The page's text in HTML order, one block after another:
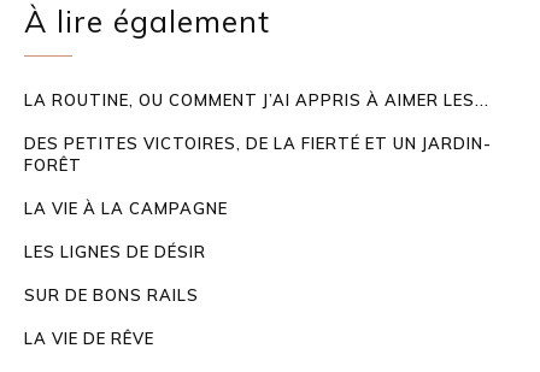
À lire également
LA ROUTINE, OU COMMENT J’AI APPRIS À AIMER LES...
DES PETITES VICTOIRES, DE LA FIERTÉ ET UN JARDIN-
FORÊT
LA VIE À LA CAMPAGNE
LES LIGNES DE DÉSIR
SUR DE BONS RAILS
LA VIE DE RÊVE